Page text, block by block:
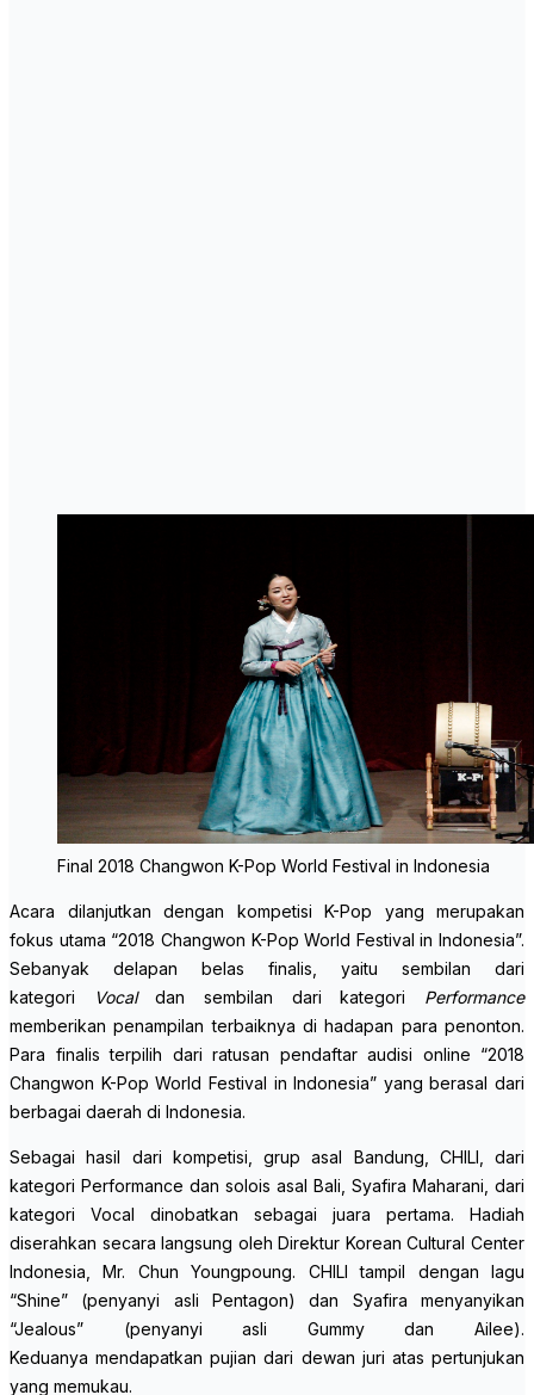
Final 2018 Changwon K-Pop World Festival in Indonesia
Acara dilanjutkan dengan kompetisi K-Pop yang merupakan
fokus utama “2018 Changwon K-Pop World Festival in Indonesia”.
Sebanyak delapan belas finalis, yaitu sembilan dari
kategori
Vocaldan sembilan dari kategori Performance
memberikan penampilan terbaiknya di hadapan para penonton.
Para finalis terpilih dari ratusan pendaftar audisi online “2018
Changwon K-Pop World Festival in Indonesia” yang berasal dari
berbagai daerah di Indonesia.
Sebagai hasil dari kompetisi, grup asal Bandung, CHILI, dari
kategori Performance dan solois asal Bali, Syafira Maharani, dari
kategori Vocal dinobatkan sebagai juara pertama. Hadiah
diserahkan secara langsung oleh Direktur Korean Cultural Center
Indonesia, Mr. Chun Youngpoung. CHILI tampil dengan lagu
“Shine” (penyanyi asli Pentagon) dan Syafira menyanyikan
“Jealous” (penyanyi asli Gummy dan Ailee).
Keduanya mendapatkan pujian dari dewan juri atas pertunjukan
yang memukau.